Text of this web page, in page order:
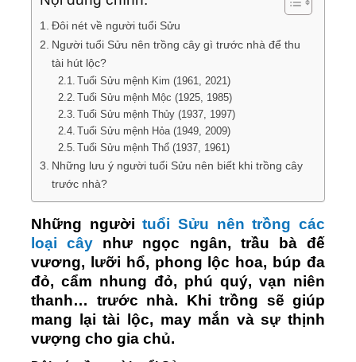
Đôi nét về người tuổi Sửu
Người tuổi Sửu nên trồng cây gì trước nhà để thu
tài hút lộc?
Tuổi Sửu mệnh Kim (1961, 2021)
Tuổi Sửu mệnh Mộc (1925, 1985)
Tuổi Sửu mệnh Thủy (1937, 1997)
Tuổi Sửu mệnh Hỏa (1949, 2009)
Tuổi Sửu mệnh Thổ (1937, 1961)
Những lưu ý người tuổi Sửu nên biết khi trồng cây
trước nhà?
Những ngườituổi Sửu nên trồng các
loại cây như ngọc ngân, trầu bà đế
vương, lưỡi hổ, phong lộc hoa, búp đa
đỏ, cẩm nhung đỏ, phú quý, vạn niên
thanh… trước nhà. Khi trồng sẽ giúp
mang lại tài lộc, may mắn và sự thịnh
vượng cho gia chủ.